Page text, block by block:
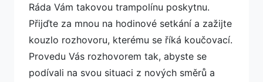
Ráda Vám takovou trampolínu poskytnu.
Přijďte za mnou na hodinové setkání a zažijte
kouzlo rozhovoru, kterému se říká koučovací.
Provedu Vás rozhovorem tak, abyste se
podívali na svou situaci z nových směrů a